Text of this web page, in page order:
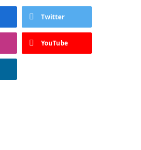
Twitter
YouTube